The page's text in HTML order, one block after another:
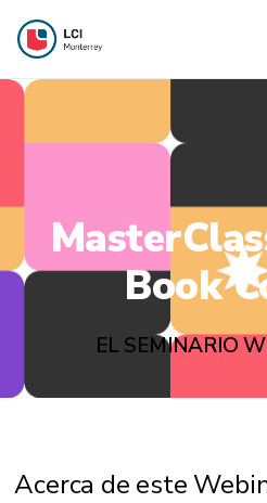
Book
EL SEMINARIO
Acerca de este